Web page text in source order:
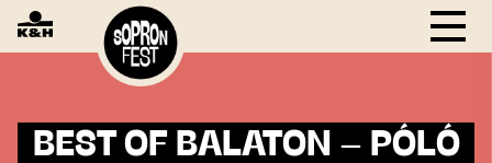
BEST OF BALATON – PÓLÓ